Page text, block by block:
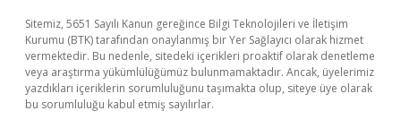
Sitemiz, 5651 Sayılı Kanun gereğince Bilgi Teknolojileri ve İletişim
Kurumu (BTK) tarafından onaylanmış bir Yer Sağlayıcı olarak hizmet
vermektedir. Bu nedenle, sitedeki içerikleri proaktif olarak denetleme
veya araştırma yükümlülüğümüz bulunmamaktadır. Ancak, üyelerimiz
yazdıkları içeriklerin sorumluluğunu taşımakta olup, siteye üye olarak
bu sorumluluğu kabul etmiş sayılırlar.